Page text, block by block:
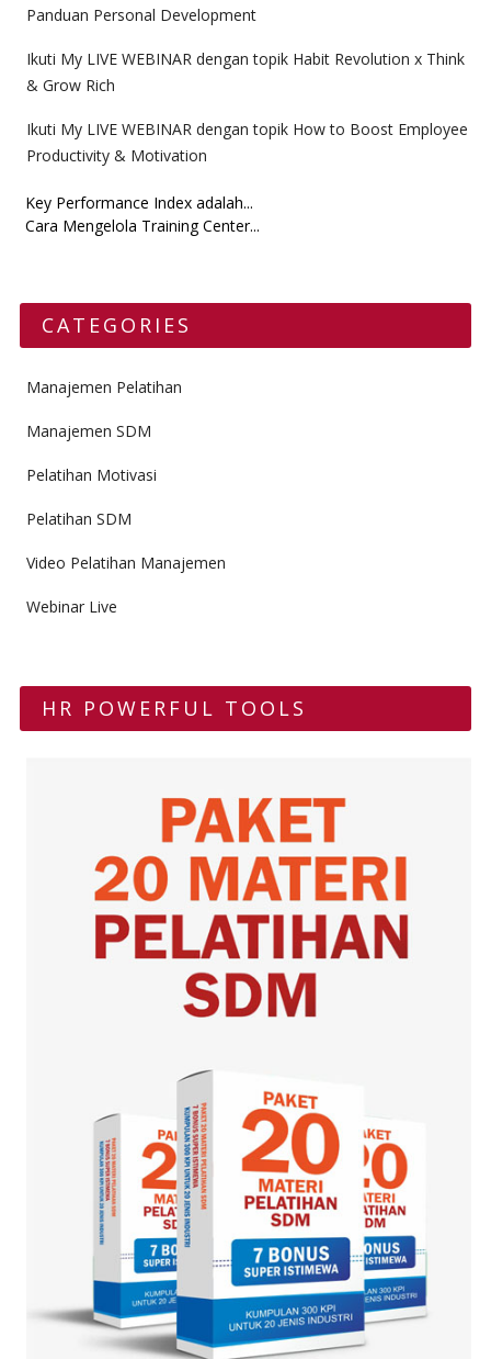
Panduan Personal Development
Ikuti My LIVE WEBINAR dengan topik Habit Revolution x Think
& Grow Rich
Ikuti My LIVE WEBINAR dengan topik How to Boost Employee
Productivity & Motivation
Key Performance Index adalah...
Cara Mengelola Training Center...
CATEGORIES
Manajemen Pelatihan
Manajemen SDM
Pelatihan Motivasi
Pelatihan SDM
Video Pelatihan Manajemen
Webinar Live
HR POWERFUL TOOLS